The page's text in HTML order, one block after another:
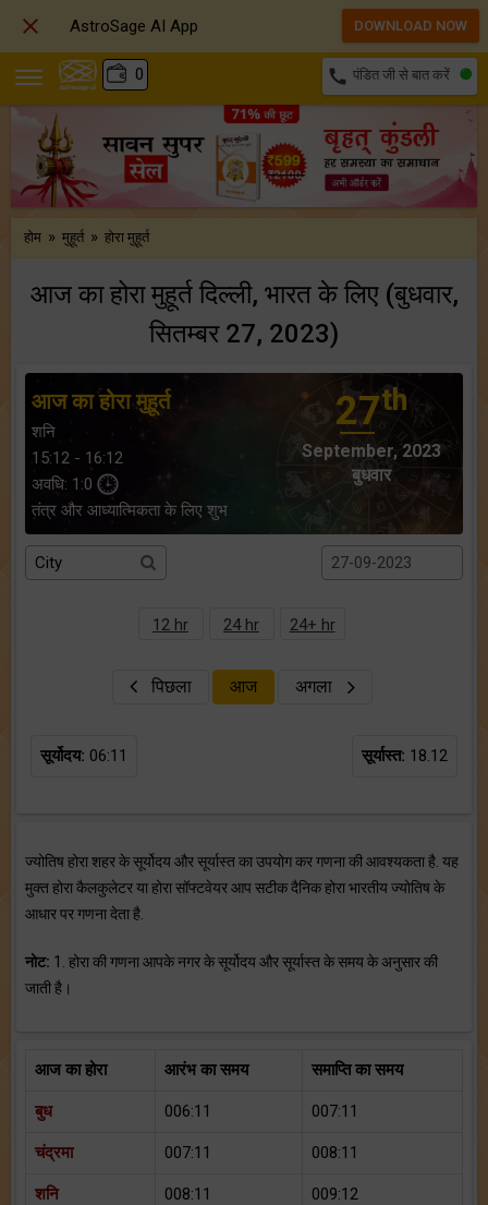
0 call पंडित जी से बात करें
होम » मुहूर्त » होरा मुहूर्त
आज का होरा मुहूर्त दिल्ली, भारत के लिए (बुधवार,
सितम्बर 27, 2023)
आज का होरा मुहूर्त
शनि
15:12 - 16:12
अवधि: 1:0
तंत्र और आध्यात्मिकता के लिए शुभ
27th
September, 2023
बुधवार
12 hr 24 hr 24+ hr
पिछला आज अगला
सूर्योदय: 06:11 सूर्यास्त: 18.12
ज्योतिष होरा शहर के सूर्योदय और सूर्यास्त का उपयोग कर गणना की आवश्यकता है. यह
मुक्त होरा कैलकुलेटर या होरा सॉफ्टवेयर आप सटीक दैनिक होरा भारतीय ज्योतिष के
आधार पर गणना देता है.
नोट: 1. होरा की गणना आपके नगर के सूर्योदय और सूर्यास्त के समय के अनुसार की
जाती है।
आज का होरा आरंभ का समय समाप्ति का समय
बुध 006:11 007:11
चंद्रमा 007:11 008:11
शनि 008:11 009:12
 AstroSage AI App DOWNLOAD NOW